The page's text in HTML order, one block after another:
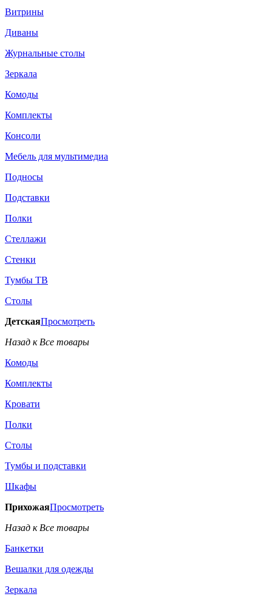
Витрины
Диваны
Журнальные столы
Зеркала
Комоды
Комплекты
Консоли
Мебель для мультимедиа
Подносы
Подставки
Полки
Стеллажи
Стенки
Тумбы ТВ
Столы
ДетскаяПросмотреть
Назад к Все товары
Комоды
Комплекты
Кровати
Полки
Столы
Тумбы и подставки
Шкафы
ПрихожаяПросмотреть
Назад к Все товары
Банкетки
Вешалки для одежды
Зеркала